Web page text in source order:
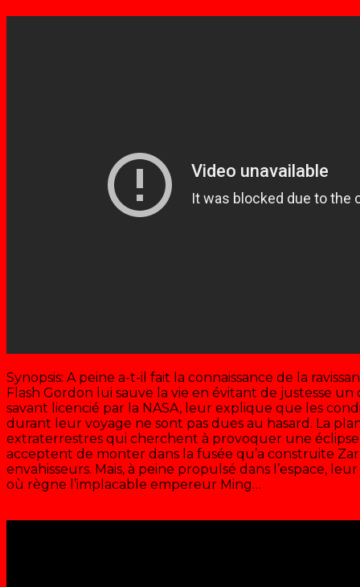
Synopsis: A peine a-t-il fait la connaissance de la
Flash Gordon lui sauve la vie en évitant de justesse
savant licencié par la NASA, leur explique que les
durant leur voyage ne sont pas dues au hasard. La
extraterrestres qui cherchent à provoquer une
acceptent de monter dans la fusée qu’a construite
envahisseurs. Mais, à peine propulsé dans l’espace,
où règne l’implacable empereur Ming…